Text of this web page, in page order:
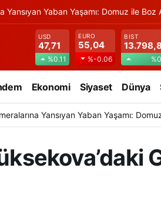
Yansıyan Yaban Yaşamı: Domuz ile Boz
USD
47,71
%0.11
EURO
55,04
%-0.06
BIST
Ekonomi Siyaset Dünya
Yansıyan Yaban Yaşamı: